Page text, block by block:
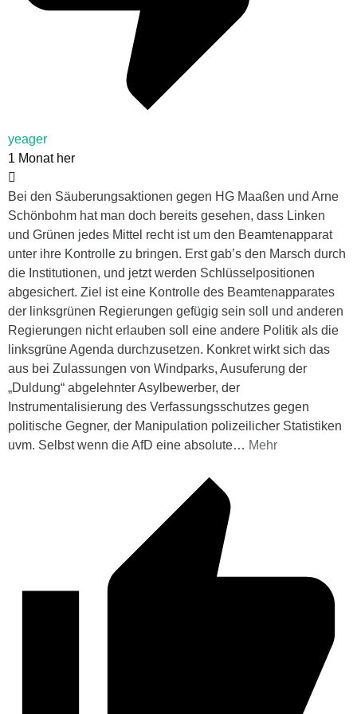
yeager
1 Monat her
Bei den Säuberungsaktionen gegen HG Maaßen und Arne
Schönbohm hat man doch bereits gesehen, dass Linken
und Grünen jedes Mittel recht ist um den Beamtenapparat
unter ihre Kontrolle zu bringen. Erst gab’s den Marsch durch
die Institutionen, und jetzt werden Schlüsselpositionen
abgesichert. Ziel ist eine Kontrolle des Beamtenapparates
der linksgrünen Regierungen gefügig sein soll und anderen
Regierungen nicht erlauben soll eine andere Politik als die
linksgrüne Agenda durchzusetzen. Konkret wirkt sich das
aus bei Zulassungen von Windparks, Ausuferung der
„Duldung“ abgelehnter Asylbewerber, der
Instrumentalisierung des Verfassungsschutzes gegen
politische Gegner, der Manipulation polizeilicher Statistiken
uvm. Selbst wenn die AfD eine absolute… Mehr